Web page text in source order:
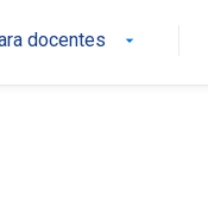
docentes arrow_drop_down